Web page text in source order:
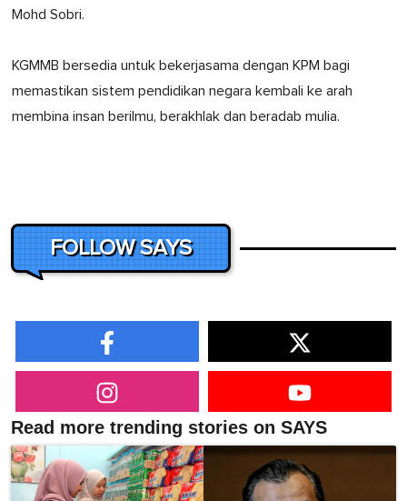
Mohd Sobri.
KGMMB bersedia untuk bekerjasama dengan KPM bagi
memastikan sistem pendidikan negara kembali ke arah
membina insan berilmu, berakhlak dan beradab mulia.
FOLLOW SAYS
Read more trending stories on SAYS